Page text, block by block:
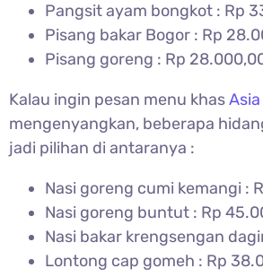
Pangsit ayam bongkot : Rp
Pisang bakar Bogor : Rp
Pisang goreng : Rp
Kalau ingin pesan menu khasAsia
mengenyangkan, beberapa
jadi pilihan di antaranya :
Nasi goreng cumi kemangi :
Nasi goreng buntut : Rp
Nasi bakar krengsengan
Lontong cap gomeh : Rp